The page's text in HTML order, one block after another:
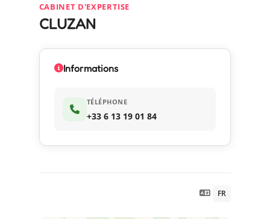
CABINET D'EXPERTISE
CLUZAN
FR
Informations
TÉLÉPHONE
+33 6 13 19 01 84